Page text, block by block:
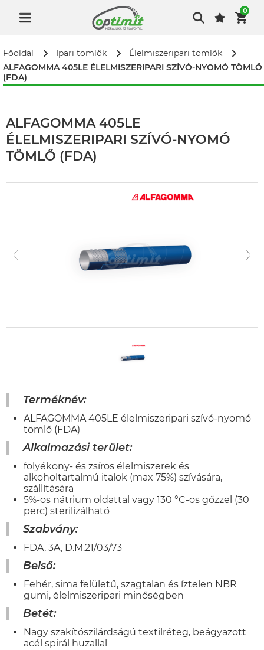
0
Főoldal Ipari tömlők
Élelmiszeripari tömlők
ALFAGOMMA 405LE ÉLELMISZERIPARI SZÍVÓ-NYOMÓ TÖMLŐ
(FDA)
ALFAGOMMA 405LE
ÉLELMISZERIPARI SZÍVÓ-NYOMÓ
TÖMLŐ (FDA)
Terméknév:
ALFAGOMMA 405LE élelmiszeripari szívó-nyomó
tömlő (FDA)
Alkalmazási terület:
folyékony- és zsíros élelmiszerek és
alkoholtartalmú italok (max 75%) szívására,
szállítására
5%-os nátrium oldattal vagy 130 °C-os gőzzel (30
perc) sterilizálható
Szabvány:
FDA, 3A, D.M.21/03/73
Belső:
Fehér, sima felületű, szagtalan és íztelen NBR
gumi, élelmiszeripari minőségben
Betét:
Nagy szakítószilárdságú textilréteg, beágyazott
acél spirál huzallal